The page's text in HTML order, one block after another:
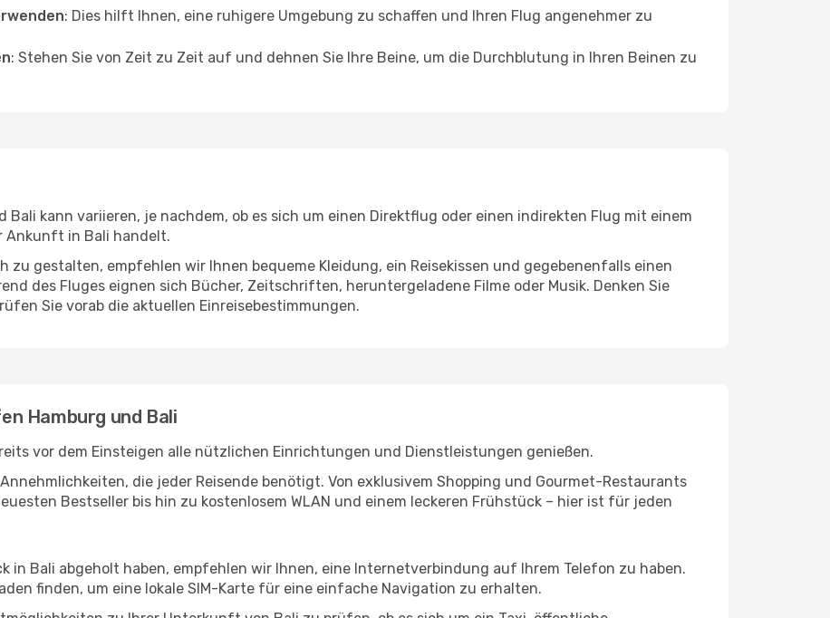
: Dies hilft Ihnen, eine ruhigere Umgebung zu schaffen und Ihren Flug angenehmer zu
: Stehen Sie von Zeit zu Zeit auf und dehnen Sie Ihre Beine, um die Durchblutung in Ihren Beinen zu
Bali kann variieren, je nachdem, ob es sich um einen Direktflug oder einen indirekten Flug mit einem
Ankunft in Bali handelt.
zu gestalten, empfehlen wir Ihnen bequeme Kleidung, ein Reisekissen und gegebenenfalls einen
des Fluges eignen sich Bücher, Zeitschriften, heruntergeladene Filme oder Musik. Denken Sie
Sie vorab die aktuellen Einreisebestimmungen.
Hamburg und Bali
vor dem Einsteigen alle nützlichen Einrichtungen und Dienstleistungen genießen.
die jeder Reisende benötigt. Von exklusivem Shopping und Gourmet-Restaurants
Bestseller bis hin zu kostenlosem WLAN und einem leckeren Frühstück – hier ist für jeden
in Bali abgeholt haben, empfehlen wir Ihnen, eine Internetverbindung auf Ihrem Telefon zu haben.
finden, um eine lokale SIM-Karte für eine einfache Navigation zu erhalten.